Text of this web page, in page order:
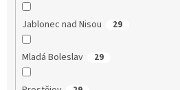
Jablonec nad Nisou 29
Mladá Boleslav 29